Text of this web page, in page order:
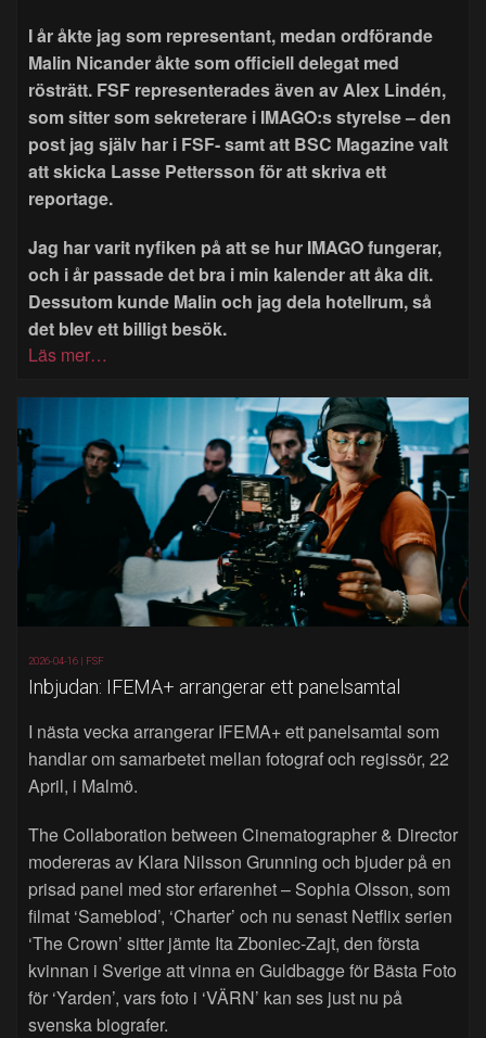
I år åkte jag som representant, medan ordförande
Malin Nicander åkte som officiell delegat med
rösträtt. FSF representerades även av Alex Lindén,
som sitter som sekreterare i IMAGO:s styrelse – den
post jag själv har i FSF- samt att BSC Magazine valt
att skicka Lasse Pettersson för att skriva ett
reportage.
Jag har varit nyfiken på att se hur IMAGO fungerar,
och i år passade det bra i min kalender att åka dit.
Dessutom kunde Malin och jag dela hotellrum, så
det blev ett billigt besök.
Läs mer…
2026-04-16 | FSF
Inbjudan: IFEMA+ arrangerar ett panelsamtal
I nästa vecka arrangerar IFEMA+ ett panelsamtal som
handlar om samarbetet mellan fotograf och regissör, 22
April, i Malmö.
The Collaboration between Cinematographer & Director
modereras av Klara Nilsson Grunning och bjuder på en
prisad panel med stor erfarenhet – Sophia Olsson, som
filmat ‘Sameblod’, ‘Charter’ och nu senast Netflix serien
‘The Crown’ sitter jämte Ita Zboniec-Zajt, den första
kvinnan i Sverige att vinna en Guldbagge för Bästa Foto
för ‘Yarden’, vars foto i ‘VÄRN’ kan ses just nu på
svenska biografer.